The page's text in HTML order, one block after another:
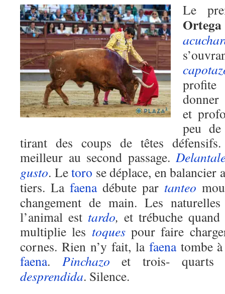
Le
Ortega
profite
donner
et
peu
tirant des coups de têtes
meilleur au second passage.
gusto. Letoro se déplace, en balancier
tiers. La faenadébute par tanteo
changement de main. Les
l’animal est tardo, et trébuche
multiplie les toquespour faire
cornes. Rien n’y fait, la faenatombe
faena. Pinchazo et trois- quarts
desprendida. Silence.